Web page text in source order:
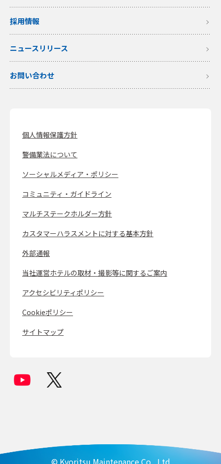
採用情報
ニュースリリース
お問い合わせ
個人情報保護方針
警備業法について
ソーシャルメディア・ポリシー
コミュニティ・ガイドライン
マルチステークホルダー方針
カスタマーハラスメントに対する基本方針
外部通報
当社運営ホテルの取材・撮影等に関するご案内
アクセシビリティポリシー
Cookieポリシー
サイトマップ
© Kyoritsu Maintenance Co., Ltd